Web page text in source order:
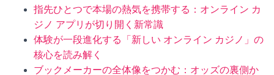
指先ひとつで本場の熱気を携帯する：オンライン カ
ジノ アプリが切り開く新常識
体験が一段進化する「新しい オンライン カジノ」の
核心を読み解く
ブックメーカーの全体像をつかむ：オッズの裏側か